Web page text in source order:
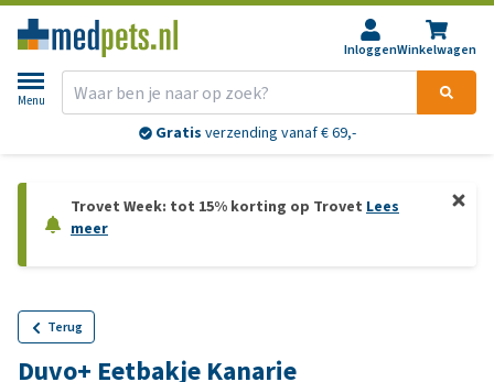
InloggenWinkelwagen
Menu
Gratis verzending vanaf € 69,-
Trovet Week: tot 15% korting op Trovet Lees
meer
Terug
Duvo+ Eetbakje Kanarie